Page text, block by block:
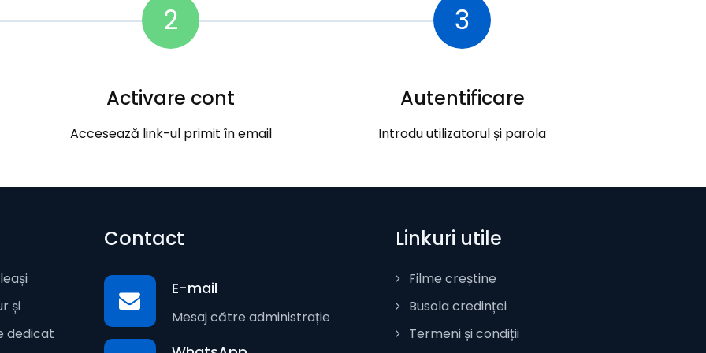
2
Activare cont
Accesează link-ul primit în email
3
Autentificare
Introdu utilizatorul și parola
și
dedicat
Contact
E-mail
Mesaj către administrație
Linkuri utile
Filme creștine
Busola credinței
Termeni și condiții